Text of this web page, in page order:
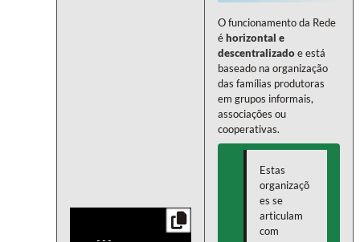
O funcionamento da Rede
éhorizontal e
descentralizadoe está
baseado na organização
das famílias produtoras
em grupos informais,
associações ou
cooperativas.
Estas
organizaçõ
es se
articulam
com